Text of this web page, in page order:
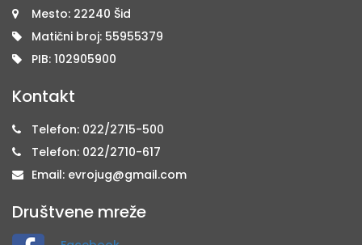
Mesto: 22240 Šid
Matični broj: 55955379
PIB: 102905900
Kontakt
Telefon: 022/2715-500
Telefon: 022/2710-617
Email: evrojug@gmail.com
Društvene mreže